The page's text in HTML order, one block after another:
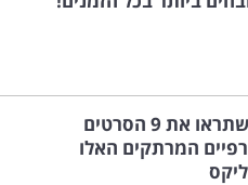
כדאי שתראו את 9 הסרטים
המרתקים האלו